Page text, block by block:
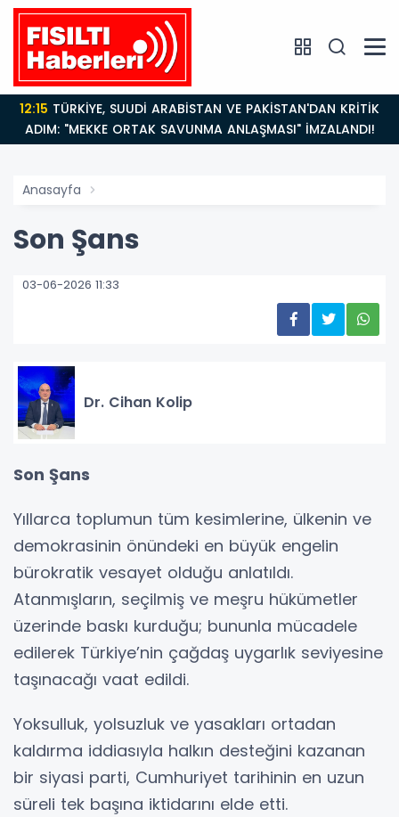
12:15
ADIM: "MEKKE ORTAK SAVUNMA ANLAŞMASI" İMZALANDI!
Anasayfa
Son Şans
03-06-2026 11:33
Dr. Cihan Kolip
Son Şans
Yıllarca toplumun tüm kesimlerine, ülkenin ve
demokrasinin önündeki en büyük engelin
bürokratik vesayet olduğu anlatıldı.
Atanmışların, seçilmiş ve meşru hükümetler
üzerinde baskı kurduğu; bununla mücadele
edilerek Türkiye’nin çağdaş uygarlık seviyesine
taşınacağı vaat edildi.
Yoksulluk, yolsuzluk ve yasakları ortadan
kaldırma iddiasıyla halkın desteğini kazanan
bir siyasi parti, Cumhuriyet tarihinin en uzun
süreli tek başına iktidarını elde etti.